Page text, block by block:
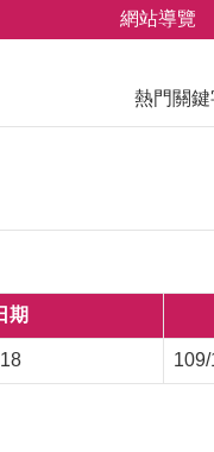
網站導覽
熱門關鍵
期